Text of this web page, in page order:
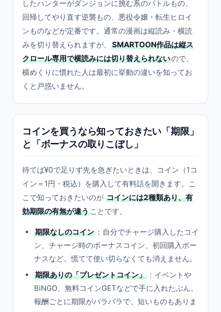
したハンターがダンジョンに挑む系のバトルもの、
回帰してやり直す逆襲もの、悪役令嬢・転生ヒロイ
ンものなどが定番です。通常の漫画は縦読み・横読
みを切り替えられますが、
SMARTOON作品は縦ス
クロール専用で横読みには切り替えられないので、
横めくりに慣れた人は最初に挙動の違いを知ってお
くと戸惑いません。
コインを買うなら知っておきたい「期限」
と「ボーナスの取りこぼし」
待てば¥0で足りず先を急ぎたいときは、コイン（1コ
イン＝1円・税込）を購入して有料話を開きます。こ
こで知っておきたいのが コインには2種類あり、有
効期限の有無が違う ことです。
期限なしのコイン ：自分でチャージ購入したコイ
ン、チャージ時のボーナスコイン、初回購入ボー
ナスなど。慌てて使い切らなくても消えません。
期限ありの「プレゼントコイン」 ：イベントや
BiNGO、無料コインGETなどで手に入れたぶん。
報酬ごとに期限がバラバラで、短いものもありま